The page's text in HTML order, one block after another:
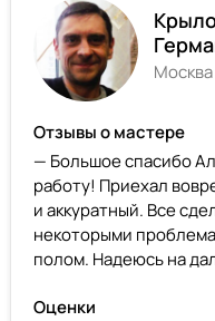
Москва
Отзывы о мастере
— Большое спасибо
работу! Приехал
и аккуратный. Все
некоторыми
полом. Надеюсь на
Оценки